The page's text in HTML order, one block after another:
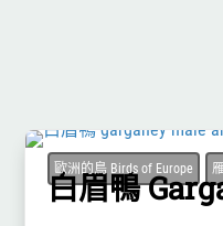
歐洲的鳥 Birds of Europe
白眉鴨